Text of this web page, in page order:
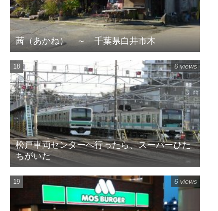
茜（あかね） ～ 千葉県白井市木
松戸車両センターへ行ったら、スーパーひた
ちがいた
6 views
6 views